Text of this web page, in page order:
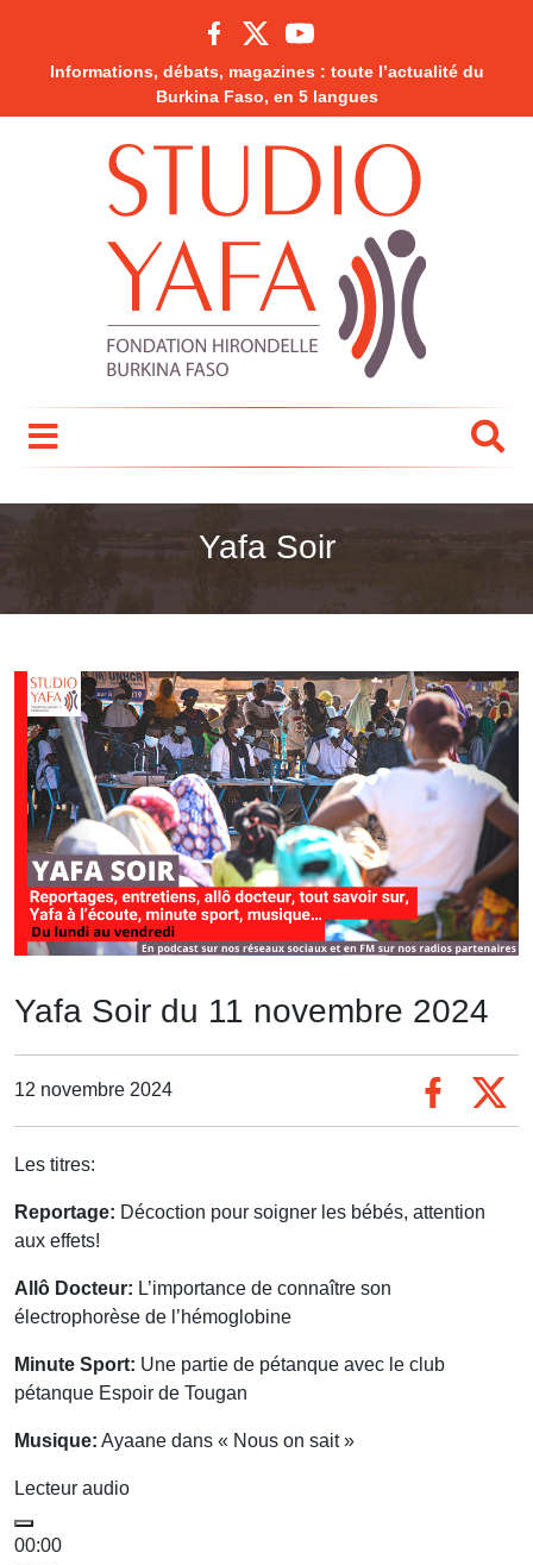
Informations, débats, magazines : toute l’actualité du
Burkina Faso, en 5 langues
Yafa Soir
Yafa Soir du 11 novembre 2024
12 novembre 2024
Les titres:
Reportage: Décoction pour soigner les bébés, attention
aux effets!
Allô Docteur: L’importance de connaître son
électrophorèse de l’hémoglobine
Minute Sport: Une partie de pétanque avec le club
pétanque Espoir de Tougan
Musique: Ayaane dans « Nous on sait »
Lecteur audio
00:00